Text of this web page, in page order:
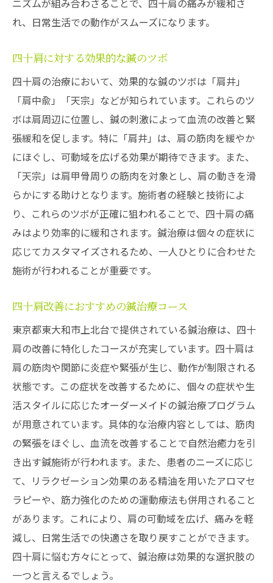
鍼で改善した四十肩の症例
四十肩における鍼の選び方と注意点
鍼治療で肩の柔軟性を取り戻すプロセス
肩の可動域を広げる鍼のテクニック
鍼治療後の効果的な肩ストレッチ法
肩の柔軟性を高めるための鍼治療計画
施術前後で見る肩の柔軟性の変化
鍼治療で肩の動きを取り戻した体験談
肩の柔軟性を保つための生活習慣
ストレスによる四十肩を鍼で和らげる秘訣
ストレスが四十肩に与える影響とは
鍼でストレスを軽減し肩を和らげる方法
ストレス緩和に役立つ鍼の種類
鍼治療で得られる心身のリラックス効果
ストレス管理と四十肩改善の関係性
鍼治療で快適な生活を取り戻すためのステップ
鍼治療を始める前に知っておくべきこと
鍼治療の効果を最大限に引き出すコツ
継続的な鍼治療で生活の質を向上させる
鍼治療後の生活習慣改善アドバイス
鍼で日常生活の動きを楽にする方法
快適な生活へ導く鍼治療の流れ
上北台の鍼治療で四十肩から解放される体験談
実際に鍼治療を受けた患者の声
四十肩が改善した具体的な例
ニズムが組み合わさることで、四十肩の痛みが緩和さ
れ、日常生活での動作がスムーズになります。
四十肩に対する効果的な鍼のツボ
四十肩の治療において、効果的な鍼のツボは「肩井」
「肩中兪」「天宗」などが知られています。これらのツ
ボは肩周辺に位置し、鍼の刺激によって血流の改善と緊
張緩和を促します。特に「肩井」は、肩の筋肉を緩やか
にほぐし、可動域を広げる効果が期待できます。また、
「天宗」は肩甲骨周りの筋肉を対象とし、肩の動きを滑
らかにする助けとなります。施術者の経験と技術によ
り、これらのツボが正確に狙われることで、四十肩の痛
みはより効率的に緩和されます。鍼治療は個々の症状に
応じてカスタマイズされるため、一人ひとりに合わせた
施術が行われることが重要です。
四十肩改善におすすめの鍼治療コース
東京都東大和市上北台で提供されている鍼治療は、四十
肩の改善に特化したコースが充実しています。四十肩は
肩の筋肉や関節に炎症や緊張が生じ、動作が制限される
状態です。この症状を改善するために、個々の症状や生
活スタイルに応じたオーダーメイドの鍼治療プログラム
が用意されています。具体的な治療内容としては、筋肉
の緊張をほぐし、血流を改善することで自然治癒力を引
き出す鍼施術が行われます。また、患者のニーズに応じ
て、リラクゼーション効果のある精油を用いたアロマセ
ラピーや、筋力強化のための運動療法も併用されること
があります。これにより、肩の可動域を広げ、痛みを軽
減し、日常生活での快適さを取り戻すことができます。
四十肩に悩む方々にとって、鍼治療は効果的な選択肢の
一つと言えるでしょう。